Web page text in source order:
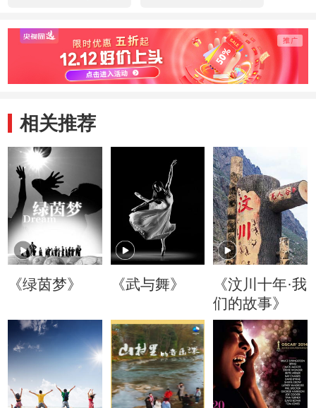
相关推荐
《绿茵梦》 《武与舞》
《汶川十年·我
们的故事》